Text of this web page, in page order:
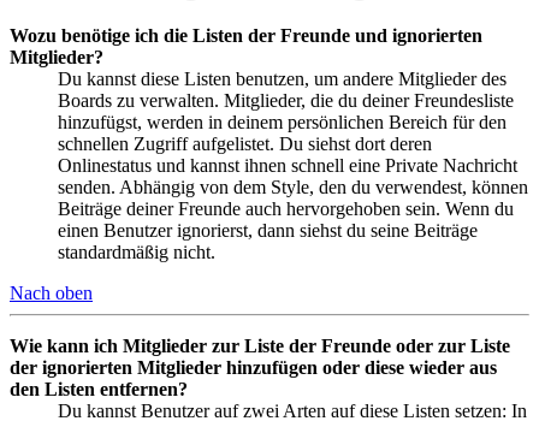
Wozu benötige ich die Listen der Freunde und ignorierten
Mitglieder?
Du kannst diese Listen benutzen, um andere Mitglieder des
Boards zu verwalten. Mitglieder, die du deiner Freundesliste
hinzufügst, werden in deinem persönlichen Bereich für den
schnellen Zugriff aufgelistet. Du siehst dort deren
Onlinestatus und kannst ihnen schnell eine Private Nachricht
senden. Abhängig von dem Style, den du verwendest, können
Beiträge deiner Freunde auch hervorgehoben sein. Wenn du
einen Benutzer ignorierst, dann siehst du seine Beiträge
standardmäßig nicht.
Nach oben
Wie kann ich Mitglieder zur Liste der Freunde oder zur Liste
der ignorierten Mitglieder hinzufügen oder diese wieder aus
den Listen entfernen?
Du kannst Benutzer auf zwei Arten auf diese Listen setzen: In